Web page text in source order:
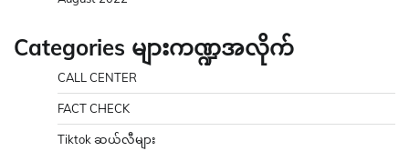
ကျန်းမာရေး
ဂုဏ်ပြုဇာတ်လမ်းများ
စစ်ချီသီချင်း
စစ်ဘက်ဥပဒေ
စစ်သည်ရေး/ဆိုသီချင်းများ